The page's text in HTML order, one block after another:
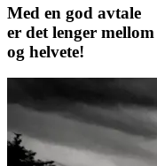
Med en god avtale
er det lenger
og helvete!